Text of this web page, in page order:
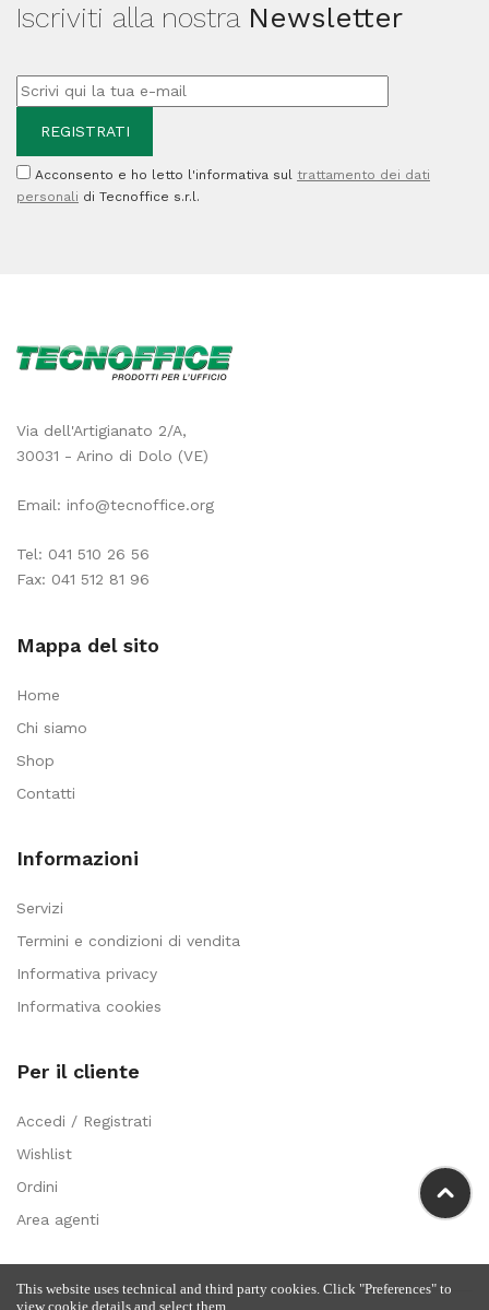
Iscriviti alla nostra Newsletter
Acconsento e ho letto l'informativa sul trattamento dei dati
personali di Tecnoffice s.r.l.
Via dell'Artigianato 2/A,
30031 - Arino di Dolo (VE)
Email: info@tecnoffice.org
Tel: 041 510 26 56
Fax: 041 512 81 96
Mappa del sito
Home
Chi siamo
Shop
Contatti
Informazioni
Servizi
Termini e condizioni di vendita
Informativa privacy
Informativa cookies
Per il cliente
Accedi / Registrati
Wishlist
Ordini
Area agenti
This website uses technical and third party cookies. Click "Preferences" to
view cookie details and select them.